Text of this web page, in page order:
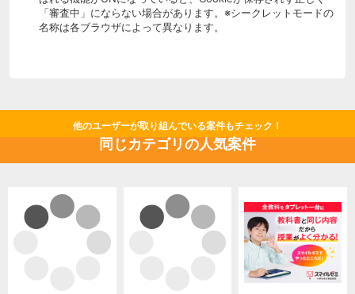
「審査中」にならない場合があります。※シークレットモードの
名称は各ブラウザによって異なります。
他のユーザーが取り組んでいる案件もチェック！
同じカテゴリの人気案件